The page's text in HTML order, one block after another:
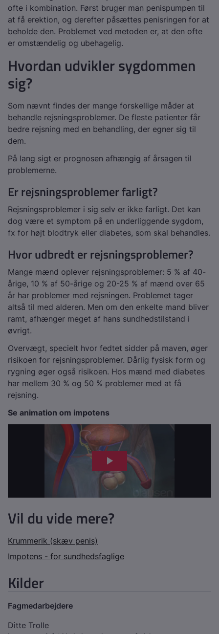
ofte i kombination. Først bruger man penispumpen til
at få erektion, og derefter påsættes penisringen for at
beholde den. Problemet ved metoden er, at den ofte
er omstændelig og ubehagelig.
Hvordan udvikler sygdommen
sig?
Som nævnt findes der mange forskellige måder at
behandle rejsningsproblemer. De fleste patienter får
bedre rejsning med en behandling, der egner sig til
dem.
På lang sigt er prognosen afhængig af årsagen til
problemerne.
Er rejsningsproblemer farligt?
Rejsningsproblemer i sig selv er ikke farligt. Det kan
dog være et symptom på en underliggende sygdom,
fx for højt blodtryk eller diabetes, som skal behandles.
Hvor udbredt er rejsningsproblemer?
Mange mænd oplever rejsningsproblemer: 5 % af 40-
årige, 10 % af 50-årige og 20-25 % af mænd over 65
år har problemer med rejsningen. Problemet tager
altså til med alderen. Men om den enkelte mand bliver
ramt, afhænger meget af hans sundhedstilstand i
øvrigt.
Overvægt, specielt hvor fedtet sidder på maven, øger
risikoen for rejsningsproblemer. Dårlig fysisk form og
rygning øger også risikoen. Hos mænd med diabetes
har mellem 30 % og 50 % problemer med at få
rejsning.
Se animation om impotens
Vil du vide mere?
Krummerik (skæv penis)
Impotens - for sundhedsfaglige
Kilder
Fagmedarbejdere
Ditte Trolle